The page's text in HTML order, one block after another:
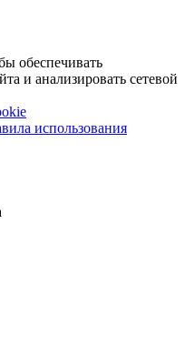
обеспечивать
и анализировать сетевой
использования